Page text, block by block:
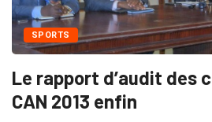
SPORTS
Le rapport d’audit des
CAN 2013 enfin